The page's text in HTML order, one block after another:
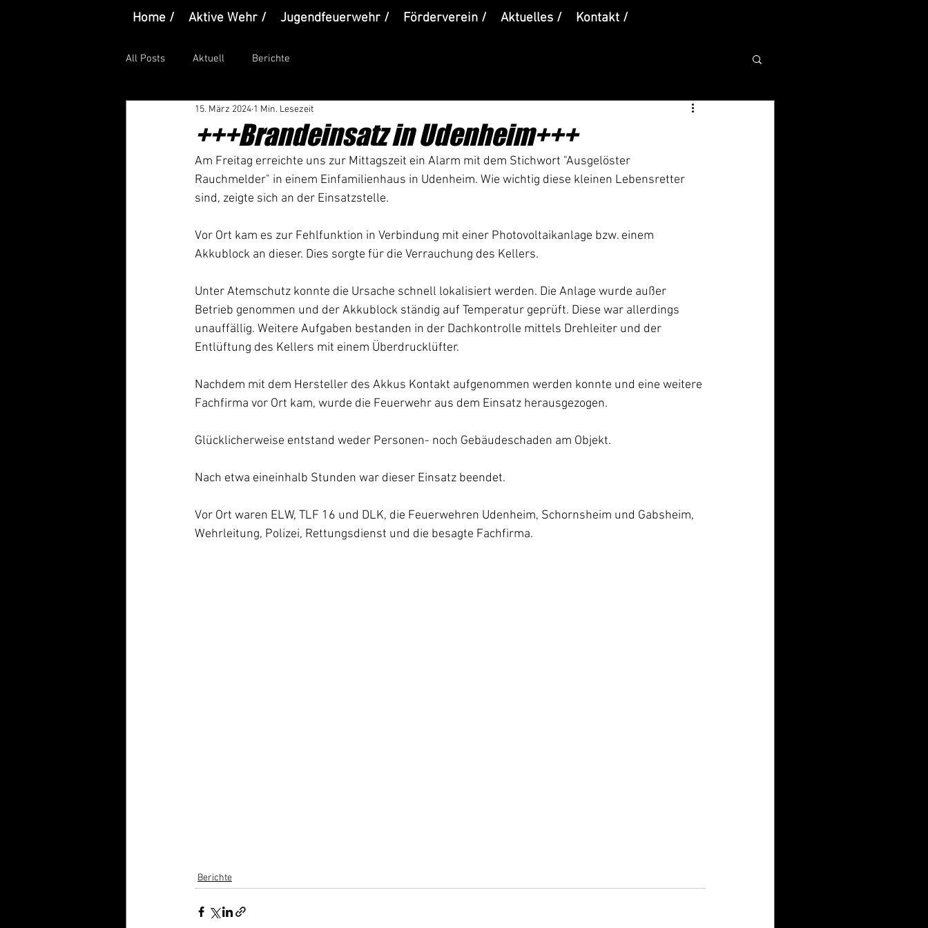
Home / Aktive Wehr / Jugendfeuerwehr / Förderverein / Aktuelles / Kontakt /
All Posts Aktuell Berichte
+++Brandeinsatz in Udenheim+++
15. März 2024 1 Min. Lesezeit
Am Freitag erreichte uns zur Mittagszeit ein Alarm mit dem Stichwort "Ausgelöster
Rauchmelder" in einem Einfamilienhaus in Udenheim. Wie wichtig diese kleinen Lebensretter
sind, zeigte sich an der Einsatzstelle.
Vor Ort kam es zur Fehlfunktion in Verbindung mit einer Photovoltaikanlage bzw. einem
Akkublock an dieser. Dies sorgte für die Verrauchung des Kellers.
Unter Atemschutz konnte die Ursache schnell lokalisiert werden. Die Anlage wurde außer
Betrieb genommen und der Akkublock ständig auf Temperatur geprüft. Diese war allerdings
unauffällig. Weitere Aufgaben bestanden in der Dachkontrolle mittels Drehleiter und der
Entlüftung des Kellers mit einem Überdrucklüfter.
Nachdem mit dem Hersteller des Akkus Kontakt aufgenommen werden konnte und eine weitere
Fachfirma vor Ort kam, wurde die Feuerwehr aus dem Einsatz herausgezogen.
Glücklicherweise entstand weder Personen- noch Gebäudeschaden am Objekt.
Nach etwa eineinhalb Stunden war dieser Einsatz beendet.
Vor Ort waren ELW, TLF 16 und DLK, die Feuerwehren Udenheim, Schornsheim und Gabsheim,
Wehrleitung, Polizei, Rettungsdienst und die besagte Fachfirma.
Berichte